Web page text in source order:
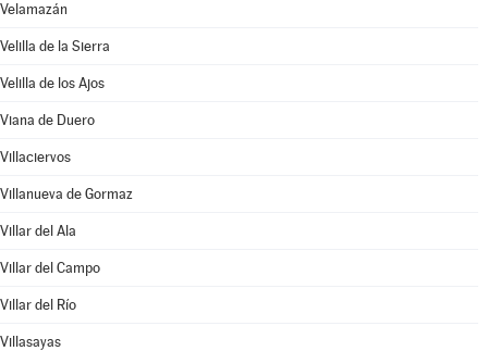
Velamazán
Velilla de la Sierra
Velilla de los Ajos
Viana de Duero
Villaciervos
Villanueva de Gormaz
Villar del Ala
Villar del Campo
Villar del Río
Villasayas